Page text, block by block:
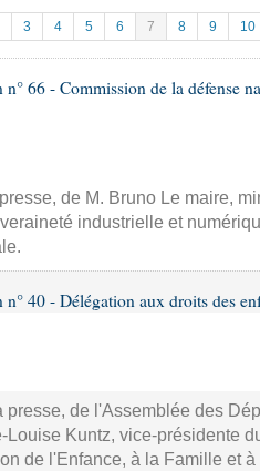
lois
l'Assemblée ... )
3 4 5 6 7 8 9 10
66 - Commission de la défense
de M. Bruno Le maire,
industrielle et
40 - Délégation aux droits des
presse, de l'Assemblée des
Louise Kuntz, vice-présidente
de l'Enfance, à la Famille et